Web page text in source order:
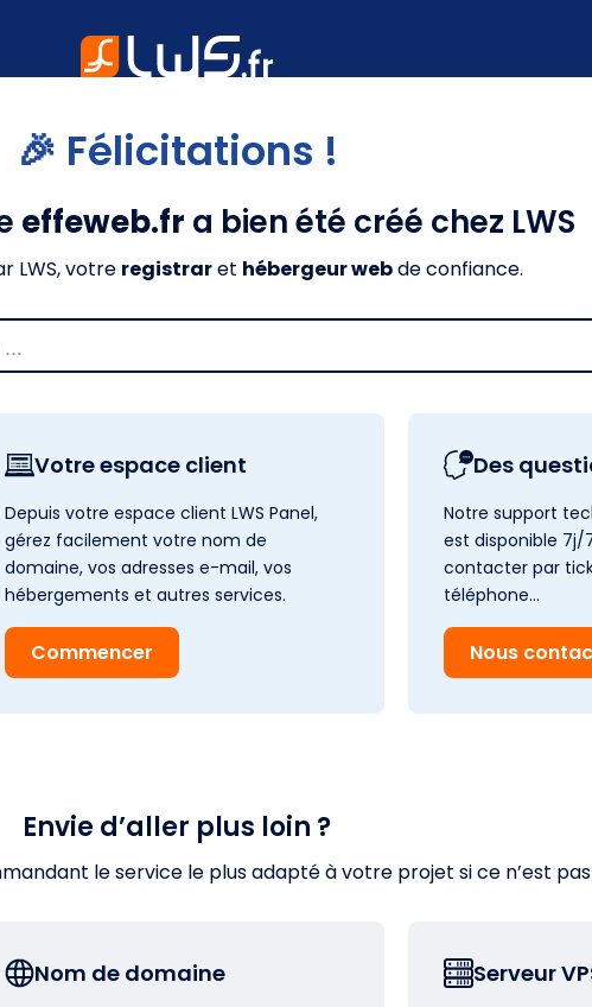
🎉 Félicitations !
effeweb.fr a bien été créé chez LWS
LWS, votre registraret hébergeur webde confiance.
Votre espace client
Depuis votre espace client LWS Panel,
gérez facilement votre nom de
domaine, vos adresses e-mail, vos
hébergements et autres services.
Commencer
Des
Notre support
est disponible 7j/
contacter par
téléphone…
Nous
Envie d’aller plus loin ?
le service le plus adapté à votre projet si ce n’est
Nom de domaine Serveur